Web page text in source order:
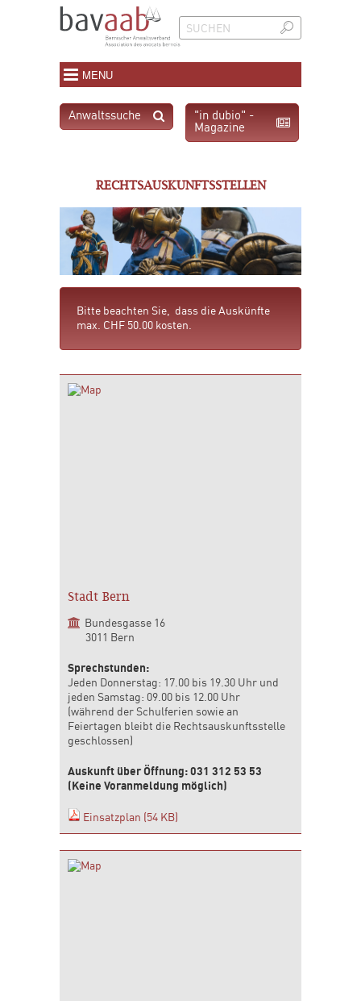
MENU
Anwaltssuche
"in dubio" -
Magazine
RECHTSAUSKUNFTSSTELLEN
Bitte beachten Sie, dass die Auskünfte
max. CHF 50.00 kosten.
Stadt Bern
Bundesgasse 16
3011 Bern
Sprechstunden:
Jeden Donnerstag: 17.00 bis 19.30 Uhr und
jeden Samstag: 09.00 bis 12.00 Uhr
(während der Schulferien sowie an
Feiertagen bleibt die Rechtsauskunftsstelle
geschlossen)
Auskunft über Öffnung: 031 312 53 53
(Keine Voranmeldung möglich)
Einsatzplan (54 KB)